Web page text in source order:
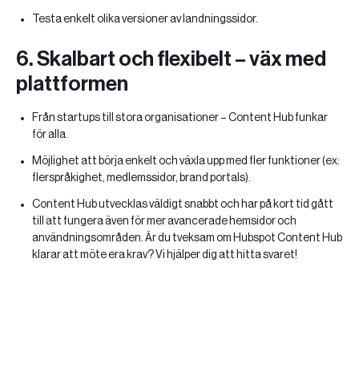
Testa enkelt olika versioner av landningssidor.
6.Skalbart och flexibelt – väx med
plattformen
Från startups till stora organisationer – Content Hub funkar
för alla.
Möjlighet att börja enkelt och växla upp med fler funktioner (ex:
flerspråkighet, medlemssidor, brand portals).
Content Hub utvecklas väldigt snabbt och har på kort tid gått
till att fungera även för mer avancerade hemsidor och
användningsområden. Är du tveksam om Hubspot Content Hub
klarar att möte era krav? Vi hjälper dig att hitta svaret!